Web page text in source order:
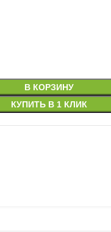
В КОРЗИНУ
КУПИТЬ В 1 КЛИК